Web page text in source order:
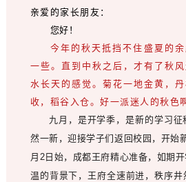
亲爱的家长朋友：
您好！
今年的秋天抵挡不住盛夏的
一些。 直到中秋之后，才有了秋
水长天的感觉。菊花一地金黄，
收，稻谷入仓。好一派迷人的秋色
九月，是开学季，是新的学习
然一新，迎接学子们返回校园，开始
月2日始，成都王府精心准备，如期
温的背景下，王府全速前进，秩序井